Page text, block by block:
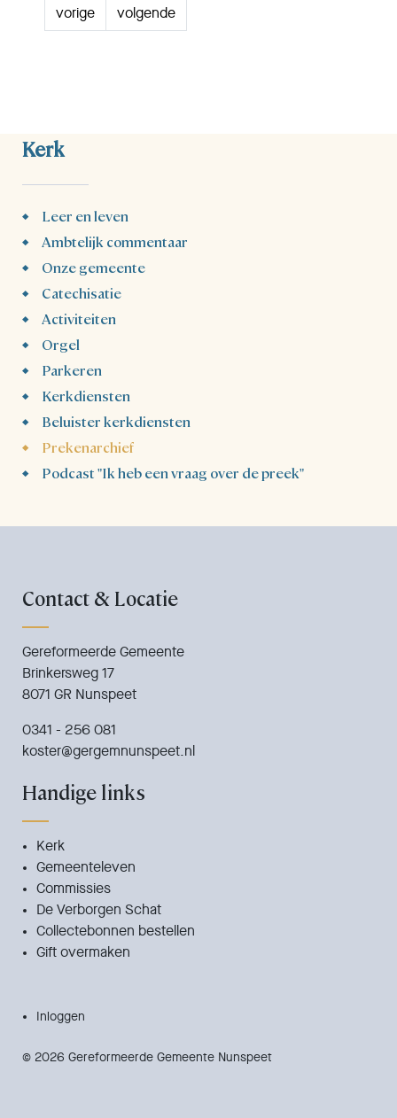
Kerk
Leer en leven
Ambtelijk commentaar
Onze gemeente
Catechisatie
Activiteiten
Orgel
Parkeren
Kerkdiensten
Beluister kerkdiensten
Prekenarchief
Podcast "Ik heb een vraag over de preek"
vorige volgende
Contact & Locatie
Gereformeerde Gemeente
Brinkersweg 17
8071 GR Nunspeet
0341 - 256 081
koster@gergemnunspeet.nl
Handige links
Kerk
Gemeenteleven
Commissies
De Verborgen Schat
Collectebonnen bestellen
Gift overmaken
Inloggen
© 2026 Gereformeerde Gemeente Nunspeet